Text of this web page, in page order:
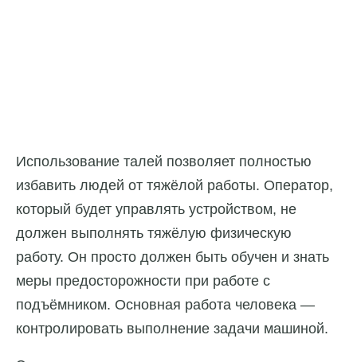
Использование талей позволяет полностью
избавить людей от тяжёлой работы. Оператор,
который будет управлять устройством, не
должен выполнять тяжёлую физическую
работу. Он просто должен быть обучен и знать
меры предосторожности при работе с
подъёмником. Основная работа человека —
контролировать выполнение задачи машиной.